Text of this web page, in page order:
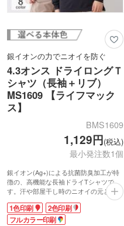
銀イオンの力でニオイを防ぐ
4.3オンス ドライロングＴ
シャツ（長袖＋リブ）
MS1609 【ライフマック
ス】
BMS1609
1,129円(税込)
最小発注数1個
銀イオン(Ag+)による抗菌防臭加工が特
徴の、高機能な長袖ドライTシャツで
す。汗や部屋干し時のニオイの元となる
菌の成長を抑え、清潔感をキープしてく
れます。UVカット率95%以上で日差し
対策もバッチリ。内側は吸水速乾性に優
1色印刷
2色印刷
フルカラー印刷